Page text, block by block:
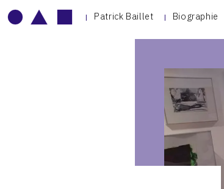
Patrick Baillet Biographie